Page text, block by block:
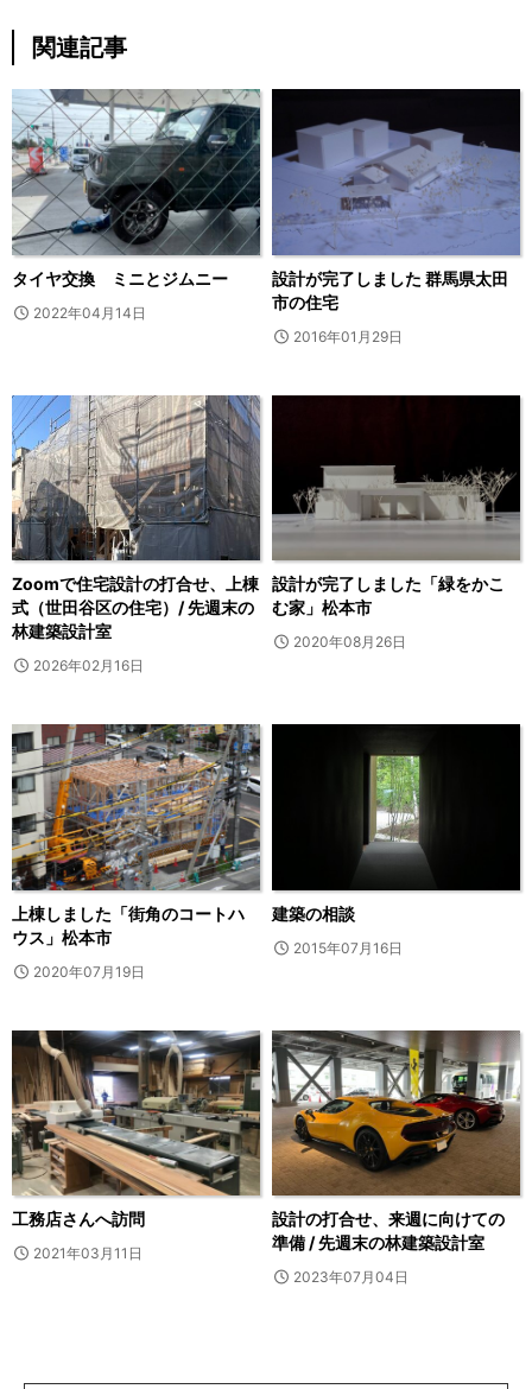
関連記事
タイヤ交換 ミニとジムニー
2022年04月14日
設計が完了しました 群馬県太田
市の住宅
2016年01月29日
Zoomで住宅設計の打合せ、上棟
式（世田谷区の住宅）/ 先週末の
林建築設計室
2026年02月16日
設計が完了しました「緑をかこ
む家」松本市
2020年08月26日
上棟しました「街角のコートハ
ウス」松本市
2020年07月19日
建築の相談
2015年07月16日
工務店さんへ訪問
2021年03月11日
設計の打合せ、来週に向けての
準備 / 先週末の林建築設計室
2023年07月04日